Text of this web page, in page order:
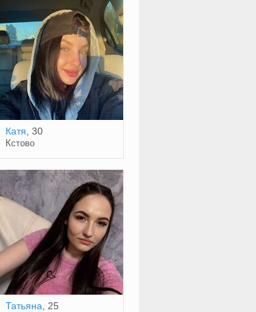
Катя , 30
Кстово
Татьяна , 25